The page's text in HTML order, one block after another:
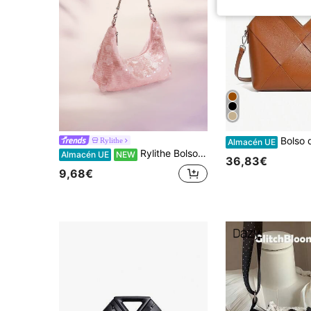
Rylithe
Almacén UE NEW Rylithe Bolso de hombro de lentejuelas, bolsos elegantes para mujer, atuendos para gala y fiesta, bolso de graduación y accesorios, artículos para boda
9,68€
Almacén UE Bolso de mano de cuero de vaca genuino con
36,83€